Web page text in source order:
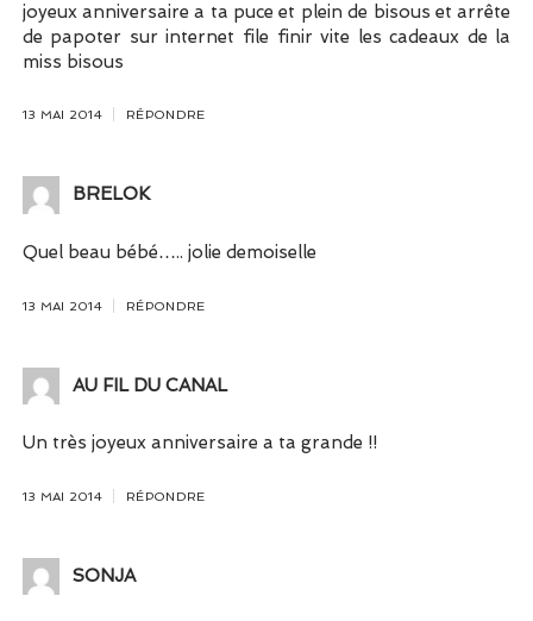
joyeux anniversaire a ta puce et plein de bisous et arrête
de papoter sur internet file finir vite les cadeaux de la
miss bisous
13 MAI 2014 RÉPONDRE
BRELOK
Quel beau bébé….. jolie demoiselle
13 MAI 2014 RÉPONDRE
AU FIL DU CANAL
Un très joyeux anniversaire a ta grande !!
13 MAI 2014 RÉPONDRE
SONJA